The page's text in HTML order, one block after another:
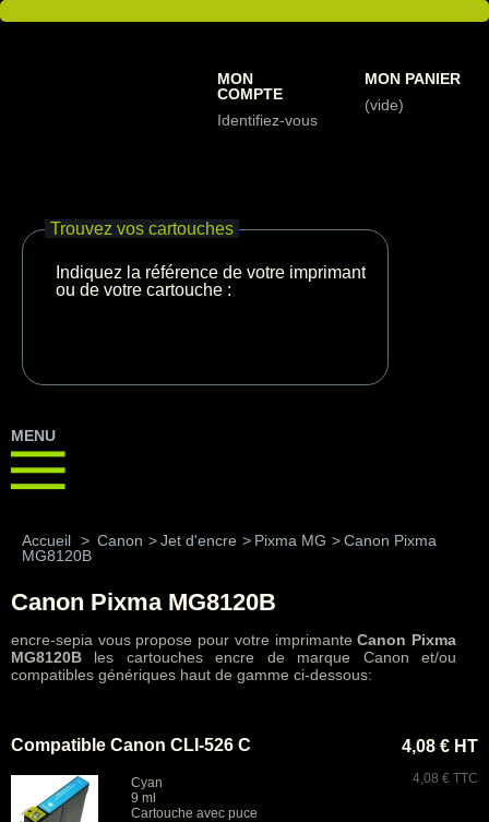
MON
COMPTE
Identifiez-vous
MON PANIER
(vide)
Trouvez vos cartouches
Indiquez la référence de votre imprimante
ou de votre cartouche :
MENU
Accueil > Canon >Jet d'encre > Pixma MG >Canon Pixma
MG8120B
Canon Pixma MG8120B
encre-sepia vous propose pour votre imprimanteCanon Pixma
MG8120B les cartouches encre de marque Canon et/ou
compatibles génériques haut de gamme ci-dessous:
Compatible Canon CLI-526 C
Cyan
9 ml
Cartouche avec puce
4,08 € HT
4,08 € TTC